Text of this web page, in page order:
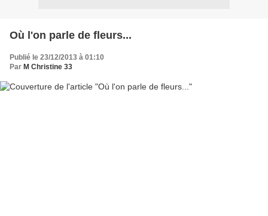
Où l'on parle de fleurs...
Publié le 23/12/2013 à 01:10
Par M Christine 33